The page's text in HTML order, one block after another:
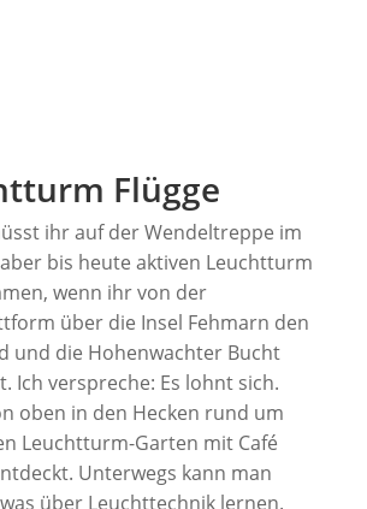
Flügge
ihr auf der Wendeltreppe im
bis heute aktiven Leuchtturm
wenn ihr von der
über die Insel Fehmarn den
und die Hohenwachter Bucht
Ich verspreche: Es lohnt sich.
oben in den Hecken rund um
Leuchtturm-Garten mit Café
Unterwegs kann man
über Leuchttechnik lernen.